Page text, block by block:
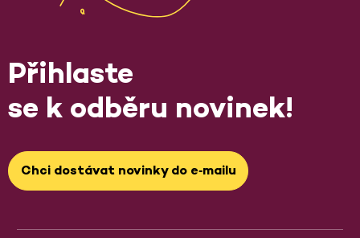
Přihlaste
se k odběru novinek!
Chci dostávat novinky do e‑mailu